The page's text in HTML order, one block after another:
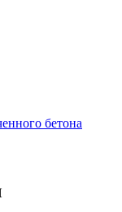
бетона